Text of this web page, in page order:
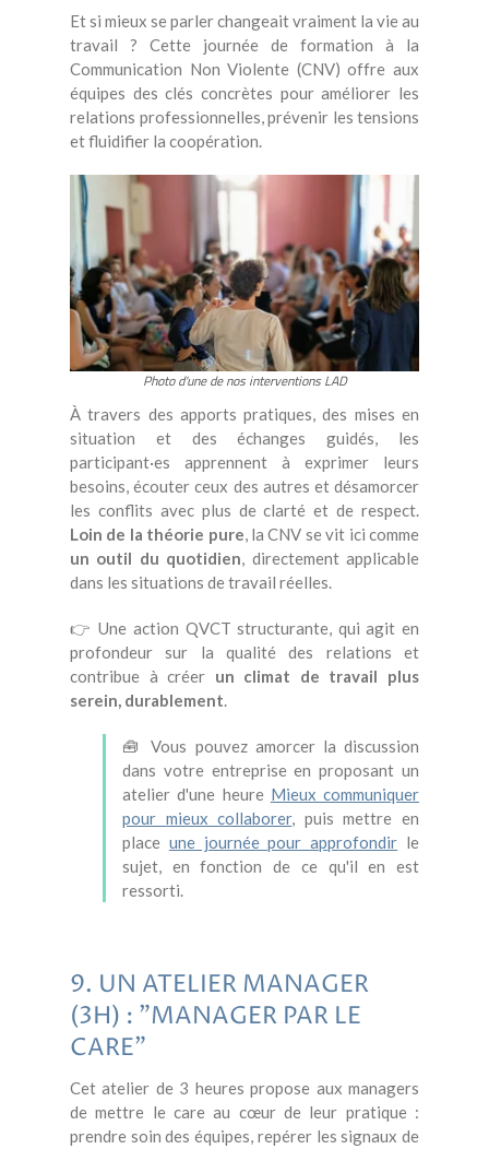
Et si mieux se parler changeait vraiment la vie au
travail ? Cette journée de formation à la
Communication Non Violente (CNV) offre aux
équipes des clés concrètes pour améliorer les
relations professionnelles, prévenir les tensions
et fluidifier la coopération.
Photo d'une de nos interventions LAD
À travers des apports pratiques, des mises en
situation et des échanges guidés, les
participant·es apprennent à exprimer leurs
besoins, écouter ceux des autres et désamorcer
les conflits avec plus de clarté et de respect.
Loin de la théorie pure, la CNV se vit ici comme
un outil du quotidien, directement applicable
dans les situations de travail réelles.
👉 Une action QVCT structurante, qui agit en
profondeur sur la qualité des relations et
contribue à créer un climat de travail plus
serein, durablement.
🧰 Vous pouvez amorcer la discussion
dans votre entreprise en proposant un
atelier d'une heure Mieux communiquer
pour mieux collaborer, puis mettre en
place une journée pour approfondir le
sujet, en fonction de ce qu'il en est
ressorti.
9. UN ATELIER MANAGER
(3H) : "MANAGER PAR LE
CARE"
Cet atelier de 3 heures propose aux managers
de mettre le care au cœur de leur pratique :
prendre soin des équipes, repérer les signaux de